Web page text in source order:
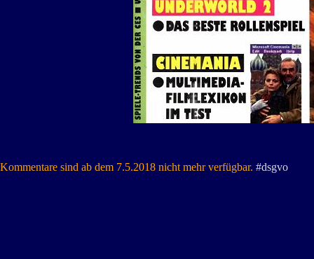
Kommentare sind ab dem 7.5.2018 nicht mehr verfügbar. #dsgvo